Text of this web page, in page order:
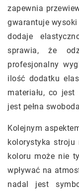
zapewnia
gwarantuje
dodaje
sprawia, że
profesjonalny
ilość dodatku
materiału, co
jest pełna
Kolejnym
kolorystyka stroju
koloru może nie
wpływać na
nadal jest